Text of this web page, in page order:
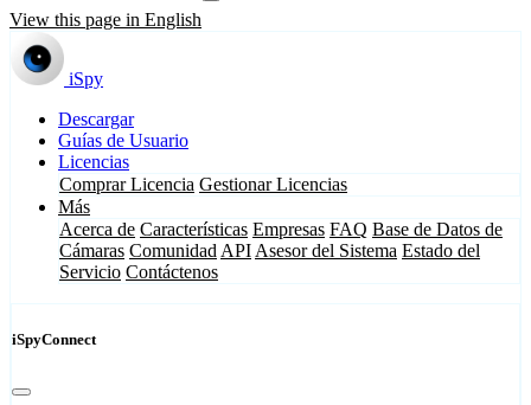
View this page in English
iSpy
Descargar
Guías de Usuario
Licencias
Comprar Licencia Gestionar Licencias
Más
Acerca de Características Empresas FAQ Base de Datos de
Cámaras Comunidad API Asesor del Sistema Estado del
Servicio Contáctenos
iSpyConnect